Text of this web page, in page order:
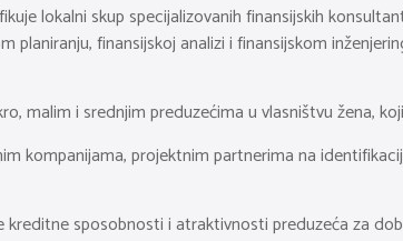
lokalni skup specijalizovanih finansijskih
planiranju, finansijskoj analizi i finansijskom
malim i srednjim preduzećima u vlasništvu žena,
kompanijama, projektnim partnerima na
kreditne sposobnosti i atraktivnosti preduzeća za